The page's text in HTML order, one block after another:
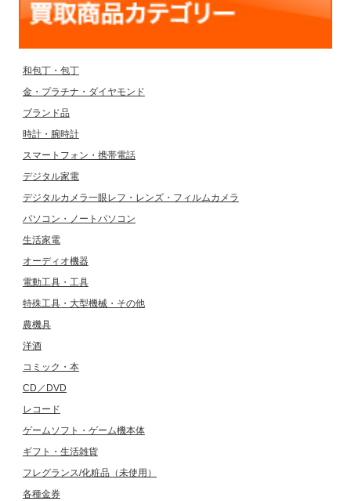
和包丁・包丁
金・プラチナ・ダイヤモンド
ブランド品
時計・腕時計
スマートフォン・携帯電話
デジタル家電
デジタルカメラ一眼レフ・レンズ・フィルムカメラ
パソコン・ノートパソコン
生活家電
オーディオ機器
電動工具・工具
特殊工具・大型機械・その他
農機具
洋酒
コミック・本
CD／DVD
レコード
ゲームソフト・ゲーム機本体
ギフト・生活雑貨
フレグランス/化粧品（未使用）
各種金券